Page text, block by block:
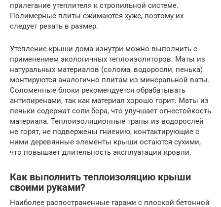
прилегание утеплителя к стропильной системе.
Полимерные плиты сжимаются хуже, поэтому их
следует резать в размер.
Утепление крыши дома изнутри можно выполнить с
применением экологичных теплоизоляторов. Маты из
натуральных материалов (солома, водоросли, пенька)
монтируются аналогично плитам из минеральной ваты.
Соломенные блоки рекомендуется обрабатывать
антипиренами, так как материал хорошо горит. Маты из
пеньки содержат соли бора, что улучшает огнестойкость
материала. Теплоизоляционные трапы из водорослей
не горят, не подвержены гниению, контактирующие с
ними деревянные элементы крыши остаются сухими,
что повышает длительность эксплуатации кровли.
Как выполнить теплоизоляцию крыши
своими руками?
Наиболее распостраненные гаражи с плоской бетонной